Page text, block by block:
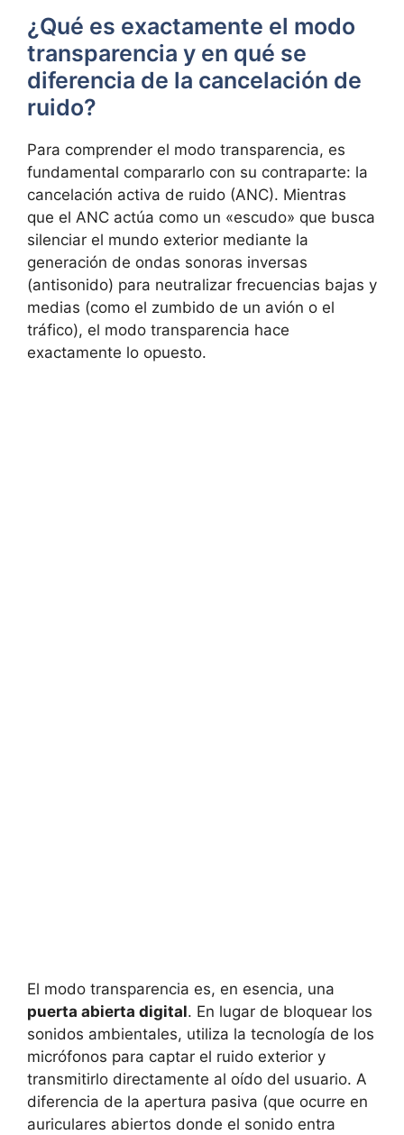
¿Qué es exactamente el modo
transparencia y en qué se
diferencia de la cancelación de
ruido?
Para comprender el modo transparencia, es
fundamental compararlo con su contraparte: la
cancelación activa de ruido (ANC). Mientras
que el ANC actúa como un «escudo» que busca
silenciar el mundo exterior mediante la
generación de ondas sonoras inversas
(antisonido) para neutralizar frecuencias bajas y
medias (como el zumbido de un avión o el
tráfico), el modo transparencia hace
exactamente lo opuesto.
El modo transparencia es, en esencia, una
puerta abierta digital. En lugar de bloquear los
sonidos ambientales, utiliza la tecnología de los
micrófonos para captar el ruido exterior y
transmitirlo directamente al oído del usuario. A
diferencia de la apertura pasiva (que ocurre en
auriculares abiertos donde el sonido entra